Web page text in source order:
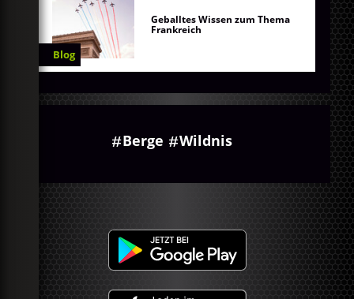
Blog
Geballtes Wissen zum Thema
Frankreich
Berge Wildnis